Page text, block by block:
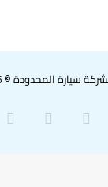
سيارة المحدودة © 2026
بينتيريست لينكدإن ‫YouTube